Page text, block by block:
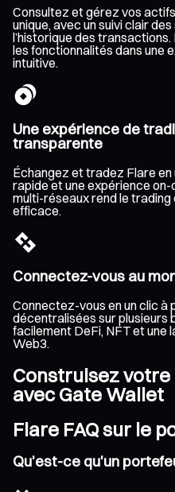
Consultez et gérez vos
unique, avec un suivi clair
l’historique des
les fonctionnalités dans une
intuitive.
Une expérience de
transparente
Échangez et tradez Flare en
rapide et une expérience on-
multi-réseaux rend le
efficace.
Connectez-vous au
Connectez-vous en un clic à
décentralisées sur plusieurs
facilement DeFi, NFT et une
Web3.
Construisez
avec Gate Wallet
Flare FAQ sur le
Qu'est-ce qu'un